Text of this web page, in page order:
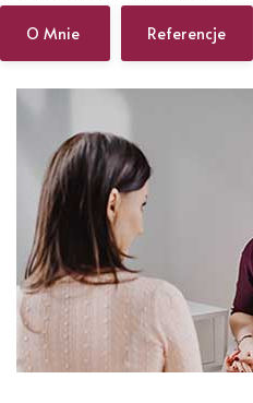
O Mnie Referencje